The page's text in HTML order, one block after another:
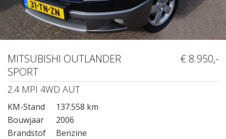
MITSUBISHI OUTLANDER
SPORT
€ 8.950,-
2.4 MPI 4WD AUT
KM-Stand
137.558 km
Bouwjaar
2006
Brandstof
Benzine